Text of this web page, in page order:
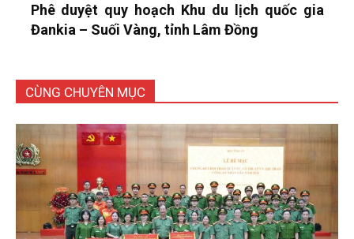
Phê duyệt quy hoạch Khu du lịch quốc gia
Đankia – Suối Vàng, tỉnh Lâm Đồng
CÙNG CHUYÊN MỤC